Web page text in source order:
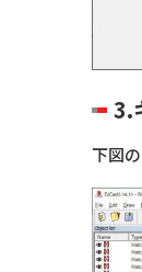
3.
下図